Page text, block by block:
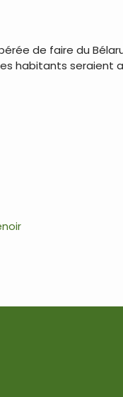
de faire du
habitants seraient